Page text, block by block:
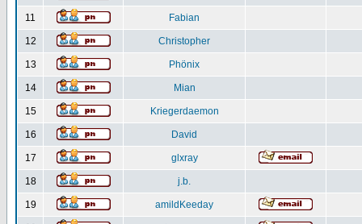
11 Fabian
12 Christopher
13 Phönix
14 Mian
15 Kriegerdaemon
16 David
17 glxray
18 j.b.
19 amildKeeday